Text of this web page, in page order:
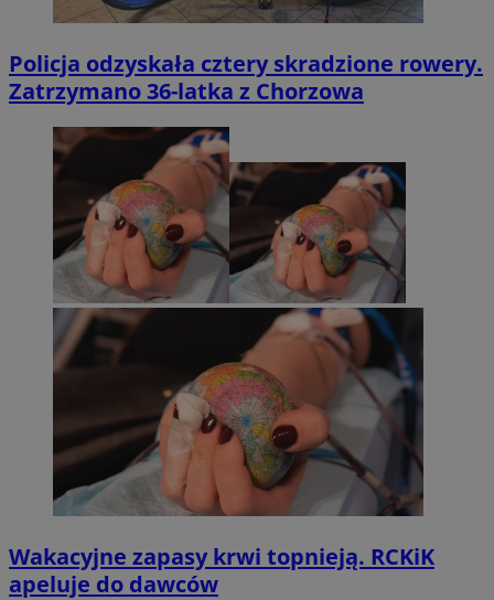
Policja odzyskała cztery skradzione rowery.
Zatrzymano 36-latka z Chorzowa
Wakacyjne zapasy krwi topnieją. RCKiK
apeluje do dawców